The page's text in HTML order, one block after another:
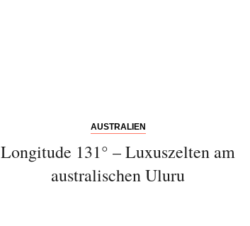
AUSTRALIEN
Longitude 131° – Luxuszelten am
australischen Uluru
Bitte schicken Sie mir bis zum Widerruf meiner
Einwilligung den Newsletter mit Informationen zu